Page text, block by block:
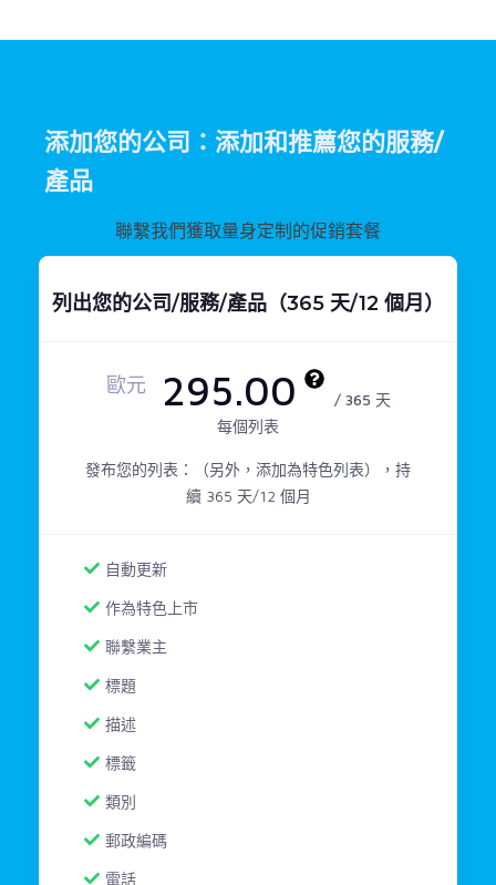
添加您的公司：添加和推薦您的服務/
產品
聯繫我們獲取量身定制的促銷套餐
列出您的公司/服務/產品（365 天/12 個月）
歐元 295.00
/ 365 天
每個列表
發布您的列表：（另外，添加為特色列表），持
續 365 天/12 個月
自動更新
作為特色上市
聯繫業主
標題
描述
標籤
類別
郵政編碼
電話